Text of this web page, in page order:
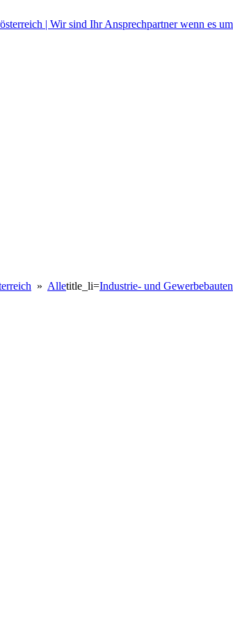
» Alletitle_li=Industrie- und Gewerbebauten